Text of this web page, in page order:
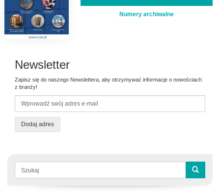
Numery archiwalne
Newsletter
Zapisz się do naszego Newslettera, aby otrzymywać informacje o nowościach
z branży!
Dodaj adres
Formularz
wyszukiwania